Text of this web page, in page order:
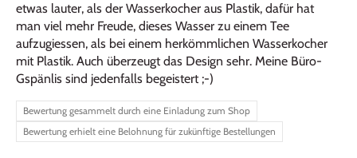
etwas lauter, als der Wasserkocher aus Plastik, dafür hat
man viel mehr Freude, dieses Wasser zu einem Tee
aufzugiessen, als bei einem herkömmlichen Wasserkocher
mit Plastik. Auch überzeugt das Design sehr. Meine Büro-
Gspänlis sind jedenfalls begeistert ;-)
Bewertung gesammelt durch eine Einladung zum Shop
Bewertung erhielt eine Belohnung für zukünftige Bestellungen